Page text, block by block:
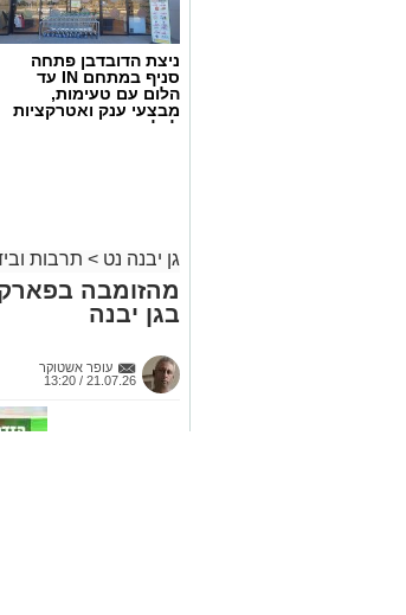
קו הזינוק", "טבריה",
ו"שמחות קטנות".
איך מקבלים את ההטבה?
תושבי המושבים
פסטיבל אשדודאנס,
ניצת הדובדבן פתחה
סניף במתחם IN עד
הלום עם טעימות,
מבצעי ענק ואטרקציות
לכל המשפחה
גן יבנה נט > תרבות
מהזומבה בפארק
בגן יבנה
עופר אשטוקר
21.07.26 / 13:20